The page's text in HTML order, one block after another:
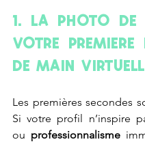
1. La photo
votre première
de main
Les premières secondes
Si votre profil n’inspire
ou professionnalisme